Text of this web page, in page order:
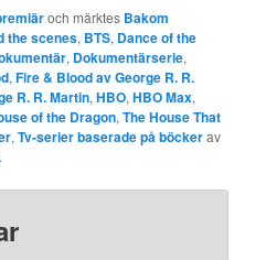
och märktes Bakom
the scenes, BTS, Dance of the
, Dokumentärserie,
,Fire & Blood av George R. R.
R. R. Martin,HBO,HBO Max,
of the Dragon,The House That
,Tv-serier baserade på böckerav
.